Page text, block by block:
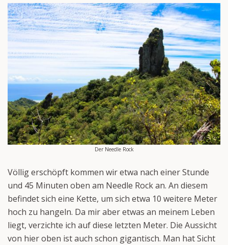
Der Needle Rock
Völlig erschöpft kommen wir etwa nach einer Stunde
und 45 Minuten oben am Needle Rock an. An diesem
befindet sich eine Kette, um sich etwa 10 weitere Meter
hoch zu hangeln. Da mir aber etwas an meinem Leben
liegt, verzichte ich auf diese letzten Meter. Die Aussicht
von hier oben ist auch schon gigantisch. Man hat Sicht